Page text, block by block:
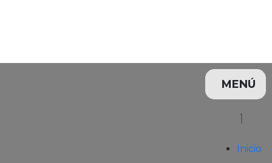
Inicio